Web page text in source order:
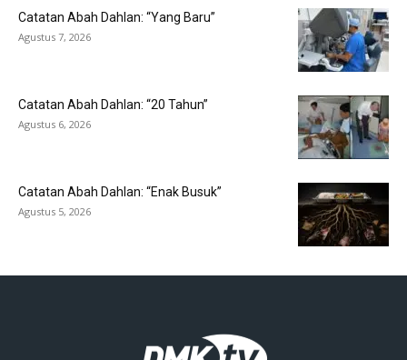
Catatan Abah Dahlan: “Yang Baru”
Agustus 7, 2026
Catatan Abah Dahlan: “20 Tahun”
Agustus 6, 2026
Catatan Abah Dahlan: “Enak Busuk”
Agustus 5, 2026